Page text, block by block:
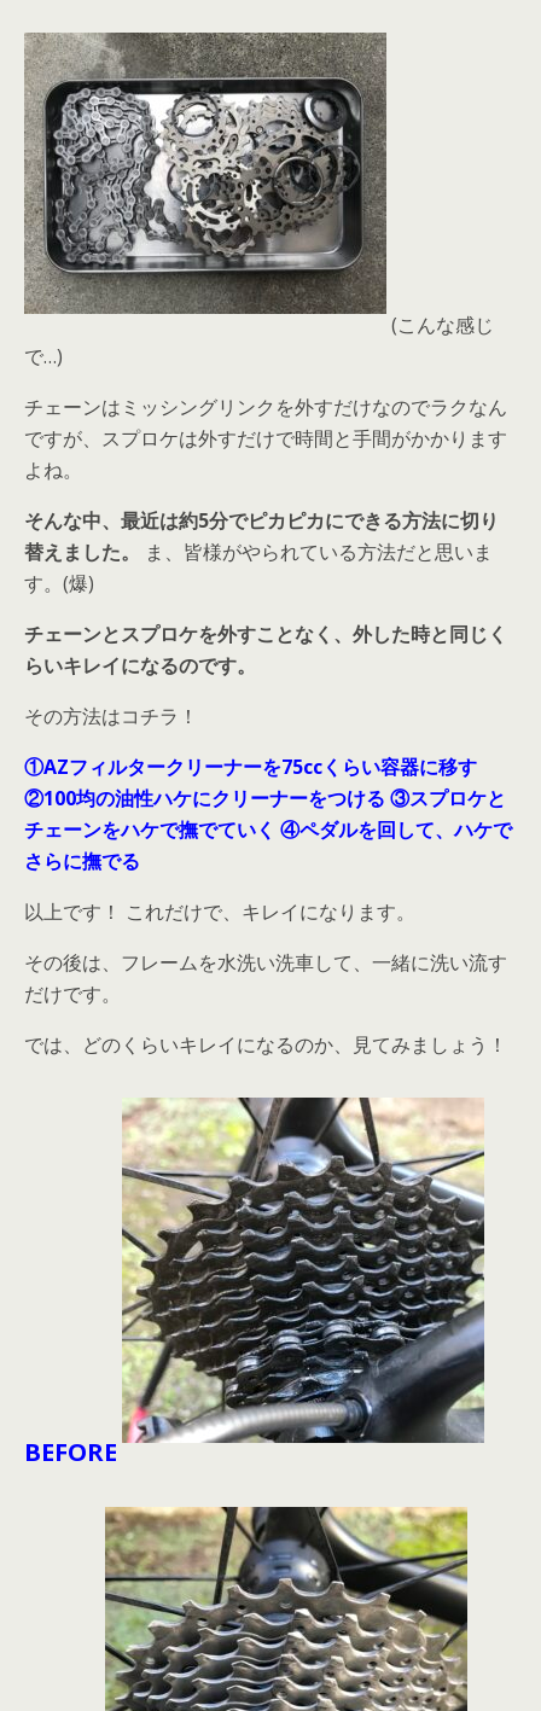
(こんな感じ
で…)
チェーンはミッシングリンクを外すだけなのでラクなん
ですが、スプロケは外すだけで時間と手間がかかります
よね。
そんな中、最近は約5分でピカピカにできる方法に切り
替えました。
ま、皆様がやられている方法だと思いま
す。(爆)
チェーンとスプロケを外すことなく、外した時と同じく
らいキレイになるのです。
その方法はコチラ！
①AZフィルタークリーナーを75ccくらい容器に移す
②100均の油性ハケにクリーナーをつける ③スプロケと
チェーンをハケで撫でていく ④ペダルを回して、ハケで
さらに撫でる
以上です！ これだけで、キレイになります。
その後は、フレームを水洗い洗車して、一緒に洗い流す
だけです。
では、どのくらいキレイになるのか、見てみましょう！
BEFORE